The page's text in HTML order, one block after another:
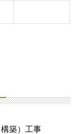
築）工事